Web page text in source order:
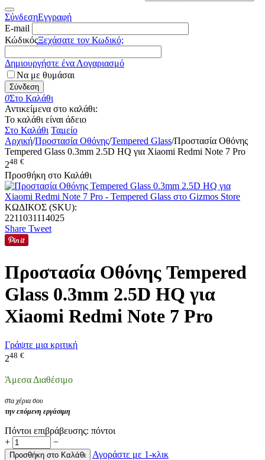
ΣύνδεσηΕγγραφή
E-mail
ΚώδικόςΞεχάσατε τον Κωδικό;
Δημιουργήστε ένα Λογαριασμό
Να με θυμάσαι
Σύνδεση
0Στο Καλάθι
Αντικείμενα στο καλάθι:
Το καλάθι είναι άδειο
Στο Καλάθι Ταμείο
Αρχική/Προστασία Οθόνης/Tempered Glass/Προστασία Οθόνης
Tempered Glass 0.3mm 2.5D HQ για Xiaomi Redmi Note 7 Pro
248 €
Προσθήκη στο Καλάθι
ΚΩΔΙΚΟΣ (SKU):
2211031114025
Share Tweet
Προστασία Οθόνης Tempered
Glass 0.3mm 2.5D HQ για
Xiaomi Redmi Note 7 Pro
Γράψτε μια κριτική
248 €
Άμεσα Διαθέσιμο
στα χέρια σου
την επόμενη εργάσιμη
Πόντοι επιβράβευσης: πόντοι
+
−
Προσθήκη στο Καλάθι
Αγοράστε με 1-κλικ